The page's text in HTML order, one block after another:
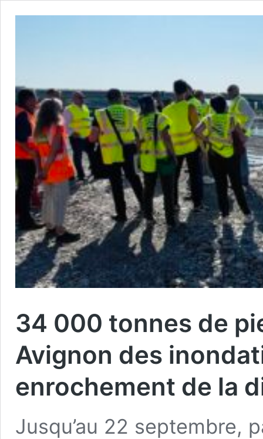
34 000 tonnes de
Avignon des
enrochement de la
Jusqu’au 22 septembre,